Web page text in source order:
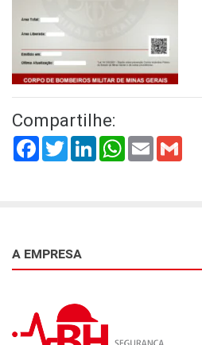
Compartilhe:
Facebook
TwitterLinkedInWhatsApp
Email
A EMPRESA